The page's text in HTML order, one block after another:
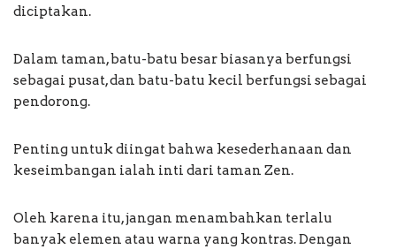
diciptakan.
Dalam taman, batu-batu besar biasanya berfungsi
sebagai pusat, dan batu-batu kecil berfungsi sebagai
pendorong.
Penting untuk diingat bahwa kesederhanaan dan
keseimbangan ialah inti dari taman Zen.
Oleh karena itu, jangan menambahkan terlalu
banyak elemen atau warna yang kontras. Dengan